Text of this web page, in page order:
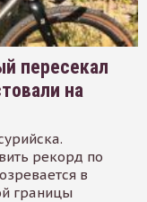
пересекал
на
рекорд по
в
границы